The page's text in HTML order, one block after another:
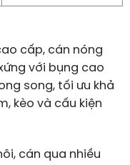
cấp, cán nóng
với bụng cao
song, tối ưu khả
kèo và cấu kiện
cán qua nhiều